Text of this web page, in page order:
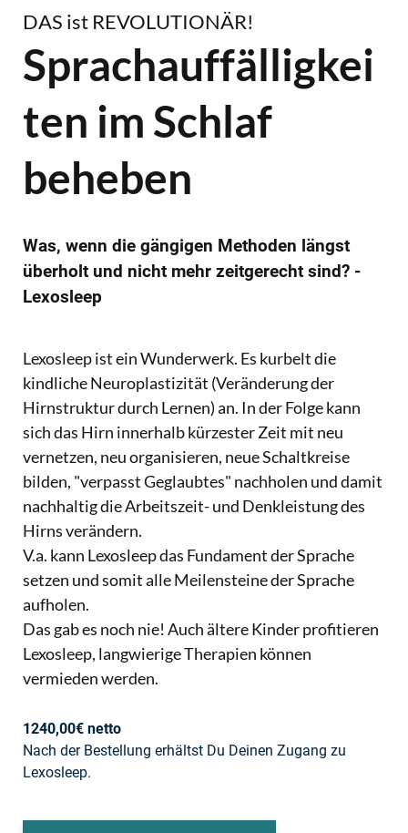
DAS ist REVOLUTIONÄR!
Sprachauffälligkei
ten im Schlaf
beheben
Was, wenn die gängigen Methoden längst
überholt und nicht mehr zeitgerecht sind? -
Lexosleep
Lexosleep ist ein Wunderwerk. Es kurbelt die
kindliche Neuroplastizität (Veränderung der
Hirnstruktur durch Lernen) an. In der Folge kann
sich das Hirn innerhalb kürzester Zeit mit neu
vernetzen, neu organisieren, neue Schaltkreise
bilden, "verpasst Geglaubtes" nachholen und damit
nachhaltig die Arbeitszeit- und Denkleistung des
Hirns verändern.
V.a. kann Lexosleep das Fundament der Sprache
setzen und somit alle Meilensteine der Sprache
aufholen.
Das gab es noch nie! Auch ältere Kinder profitieren
Lexosleep, langwierige Therapien können
vermieden werden.
1240,00€ netto
Nach der Bestellung erhältst Du Deinen Zugang zu
Lexosleep.